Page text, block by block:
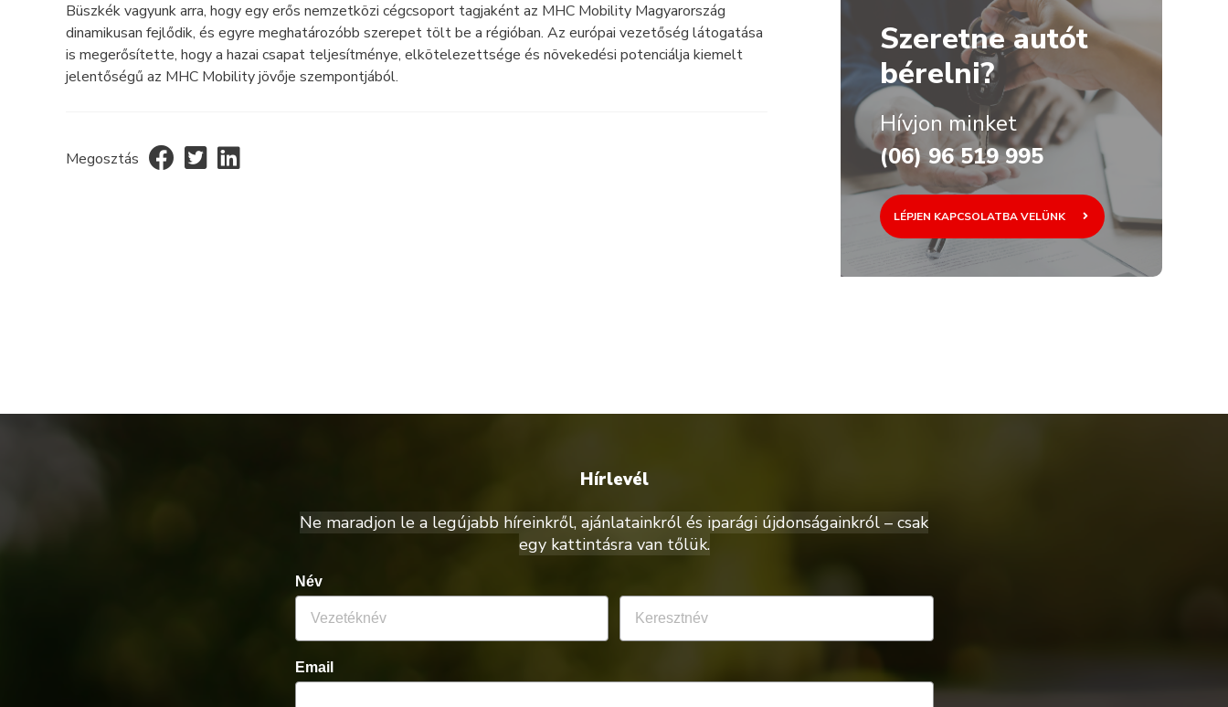
Büszkék vagyunk arra, hogy egy erős nemzetközi cégcsoport tagjaként az MHC Mobility Magyarország
dinamikusan fejlődik, és egyre meghatározóbb szerepet tölt be a régióban. Az európai vezetőség látogatása
is megerősítette, hogy a hazai csapat teljesítménye, elkötelezettsége és növekedési potenciálja kiemelt
jelentőségű az MHC Mobility jövője szempontjából.
Megosztás
Szeretne autót
bérelni?
Hívjon minket
(06) 96 519 995
LÉPJEN KAPCSOLATBA VELÜNK
Hírlevél
Ne maradjon le a legújabb híreinkről, ajánlatainkról és iparági újdonságainkról – csak
egy kattintásra van tőlük.
Név
Email